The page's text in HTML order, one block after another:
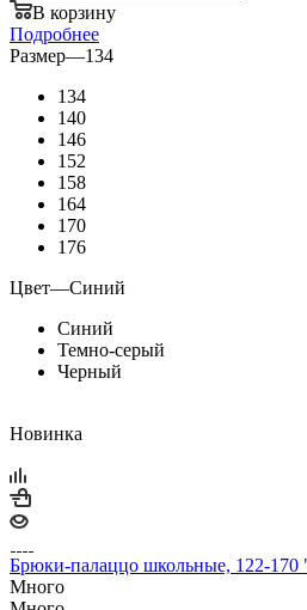
В корзину
Подробнее
Размер—134
134
140
146
152
158
164
170
176
Цвет—Синий
Синий
Темно-серый
Черный
Новинка
Брюки-палаццо школьные, 122-170
Много